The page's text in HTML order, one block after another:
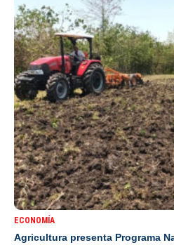
ECONOMÍA
Agricultura presenta Programa